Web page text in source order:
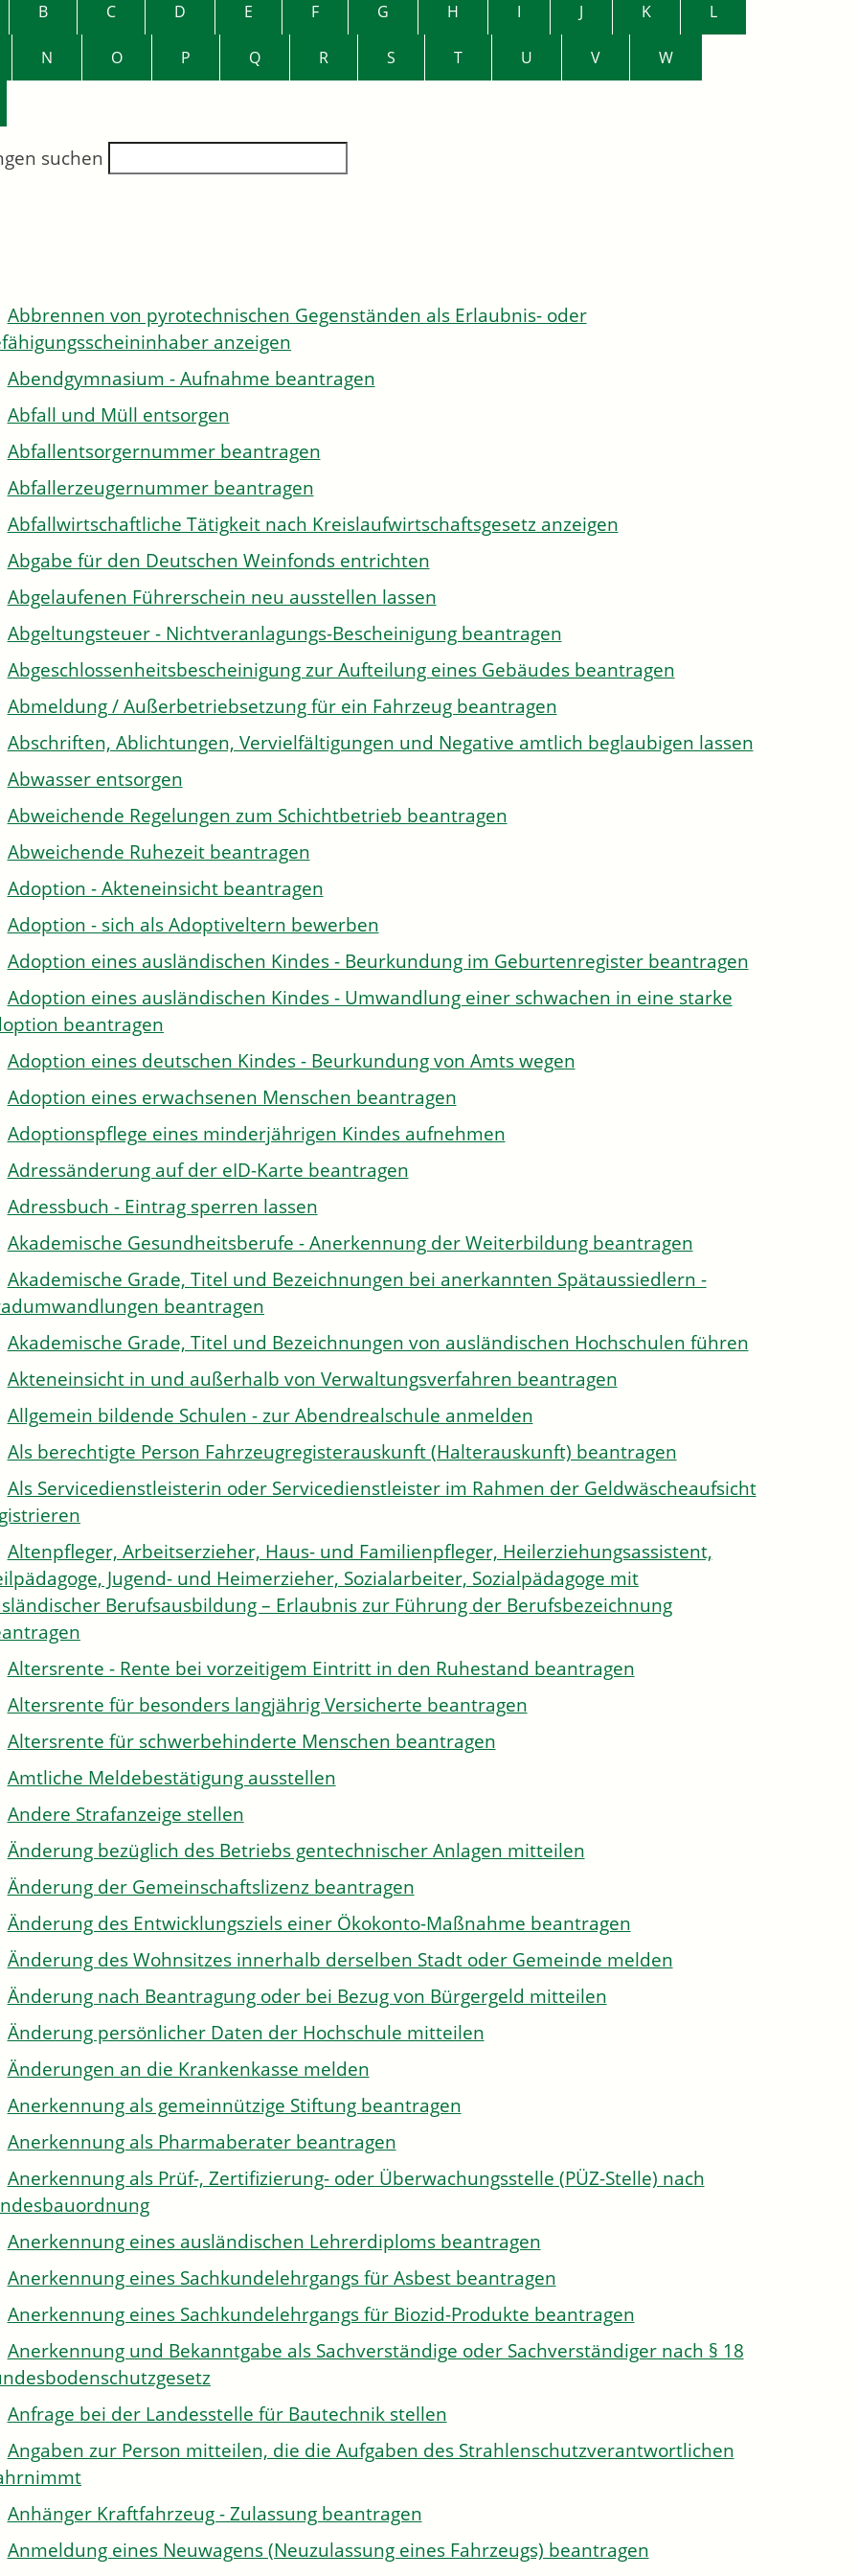
B C D E F G H I J K L
N O P Q R S T U V W
suchen
Abbrennen von pyrotechnischen Gegenständen als Erlaubnis- oder
anzeigen
Abendgymnasium - Aufnahme beantragen
Abfall und Müll entsorgen
Abfallentsorgernummer beantragen
Abfallerzeugernummer beantragen
Abfallwirtschaftliche Tätigkeit nach Kreislaufwirtschaftsgesetz anzeigen
Abgabe für den Deutschen Weinfonds entrichten
Abgelaufenen Führerschein neu ausstellen lassen
Abgeltungsteuer - Nichtveranlagungs-Bescheinigung beantragen
Abgeschlossenheitsbescheinigung zur Aufteilung eines Gebäudes beantragen
Abmeldung / Außerbetriebsetzung für ein Fahrzeug beantragen
Abschriften, Ablichtungen, Vervielfältigungen und Negative amtlich beglaubigen lassen
Abwasser entsorgen
Abweichende Regelungen zum Schichtbetrieb beantragen
Abweichende Ruhezeit beantragen
Adoption - Akteneinsicht beantragen
Adoption - sich als Adoptiveltern bewerben
Adoption eines ausländischen Kindes - Beurkundung im Geburtenregister beantragen
Adoption eines ausländischen Kindes - Umwandlung einer schwachen in eine starke
beantragen
Adoption eines deutschen Kindes - Beurkundung von Amts wegen
Adoption eines erwachsenen Menschen beantragen
Adoptionspflege eines minderjährigen Kindes aufnehmen
Adressänderung auf der eID-Karte beantragen
Adressbuch - Eintrag sperren lassen
Akademische Gesundheitsberufe - Anerkennung der Weiterbildung beantragen
Akademische Grade, Titel und Bezeichnungen bei anerkannten Spätaussiedlern -
beantragen
Akademische Grade, Titel und Bezeichnungen von ausländischen Hochschulen führen
Akteneinsicht in und außerhalb von Verwaltungsverfahren beantragen
Allgemein bildende Schulen - zur Abendrealschule anmelden
Als berechtigte Person Fahrzeugregisterauskunft (Halterauskunft) beantragen
Als Servicedienstleisterin oder Servicedienstleister im Rahmen der Geldwäscheaufsicht
Altenpfleger, Arbeitserzieher, Haus- und Familienpfleger, Heilerziehungsassistent,
Jugend- und Heimerzieher, Sozialarbeiter, Sozialpädagoge mit
Berufsausbildung – Erlaubnis zur Führung der Berufsbezeichnung
Altersrente - Rente bei vorzeitigem Eintritt in den Ruhestand beantragen
Altersrente für besonders langjährig Versicherte beantragen
Altersrente für schwerbehinderte Menschen beantragen
Amtliche Meldebestätigung ausstellen
Andere Strafanzeige stellen
Änderung bezüglich des Betriebs gentechnischer Anlagen mitteilen
Änderung der Gemeinschaftslizenz beantragen
Änderung des Entwicklungsziels einer Ökokonto-Maßnahme beantragen
Änderung des Wohnsitzes innerhalb derselben Stadt oder Gemeinde melden
Änderung nach Beantragung oder bei Bezug von Bürgergeld mitteilen
Änderung persönlicher Daten der Hochschule mitteilen
Änderungen an die Krankenkasse melden
Anerkennung als gemeinnützige Stiftung beantragen
Anerkennung als Pharmaberater beantragen
Anerkennung als Prüf-, Zertifizierung- oder Überwachungsstelle (PÜZ-Stelle) nach
Anerkennung eines ausländischen Lehrerdiploms beantragen
Anerkennung eines Sachkundelehrgangs für Asbest beantragen
Anerkennung eines Sachkundelehrgangs für Biozid-Produkte beantragen
Anerkennung und Bekanntgabe als Sachverständige oder Sachverständiger nach § 18
Anfrage bei der Landesstelle für Bautechnik stellen
Angaben zur Person mitteilen, die die Aufgaben des Strahlenschutzverantwortlichen
Anhänger Kraftfahrzeug - Zulassung beantragen
Anmeldung eines Neuwagens (Neuzulassung eines Fahrzeugs) beantragen